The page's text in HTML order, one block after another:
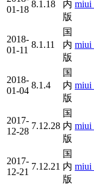
01-18
8.1.18
内
版
2018-
01-11
8.1.11
国
内
版
2018-
01-04
8.1.4
国
内
版
2017-
12-28
7.12.28
国
内
版
2017-
12-21
7.12.21
国
内
版